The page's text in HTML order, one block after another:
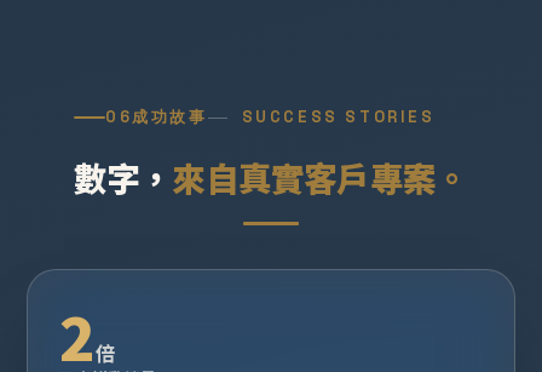
06成功故事 SUCCESS STORIES
數字， 來自真實客戶專案。
2倍